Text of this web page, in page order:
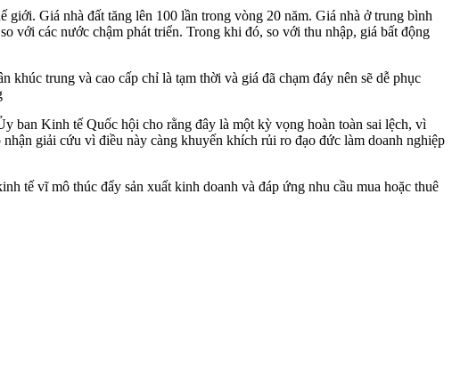
Giá nhà đất tăng lên 100 lần trong vòng 20 năm. Giá nhà ở trung bình
với các nước chậm phát triển. Trong khi đó, so với thu nhập, giá bất động
trung và cao cấp chỉ là tạm thời và giá đã chạm đáy nên sẽ dễ phục
ban Kinh tế Quốc hội cho rằng đây là một kỳ vọng hoàn toàn sai lệch, vì
giải cứu vì điều này càng khuyến khích rủi ro đạo đức làm doanh nghiệp
tế vĩ mô thúc đẩy sản xuất kinh doanh và đáp ứng nhu cầu mua hoặc thuê